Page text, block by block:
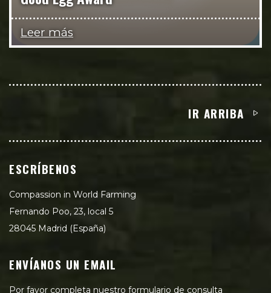
Leer más
IR ARRIBA
ESCRÍBENOS
Compassion in World Farming
Fernando Poo, 23, local 5
28045 Madrid (España)
ENVÍANOS UN EMAIL
Por favor completa nuestro formulario de consulta